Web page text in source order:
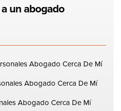
un abogado
Abogado Cerca De Mí
Abogado Cerca De Mí
Abogado Cerca De Mí